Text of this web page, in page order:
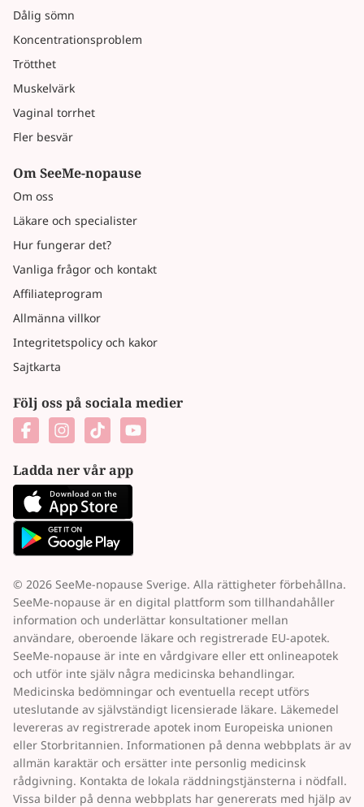
Dålig sömn
Koncentrationsproblem
Trötthet
Muskelvärk
Vaginal torrhet
Fler besvär
Om SeeMe-nopause
Om oss
Läkare och specialister
Hur fungerar det?
Vanliga frågor och kontakt
Affiliateprogram
Allmänna villkor
Integritetspolicy och kakor
Sajtkarta
Följ oss på sociala medier
Ladda ner vår app
© 2026 SeeMe-nopause Sverige. Alla rättigheter förbehållna.
SeeMe-nopause är en digital plattform som tillhandahåller
information och underlättar konsultationer mellan
användare, oberoende läkare och registrerade EU-apotek.
SeeMe-nopause är inte en vårdgivare eller ett onlineapotek
och utför inte själv några medicinska behandlingar.
Medicinska bedömningar och eventuella recept utförs
uteslutande av självständigt licensierade läkare. Läkemedel
levereras av registrerade apotek inom Europeiska unionen
eller Storbritannien. Informationen på denna webbplats är av
allmän karaktär och ersätter inte personlig medicinsk
rådgivning. Kontakta de lokala räddningstjänsterna i nödfall.
Vissa bilder på denna webbplats har genererats med hjälp av